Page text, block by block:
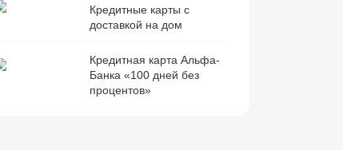
Кредитные карты с
доставкой на дом
Кредитная карта Альфа-
Банка «100 дней без
процентов»